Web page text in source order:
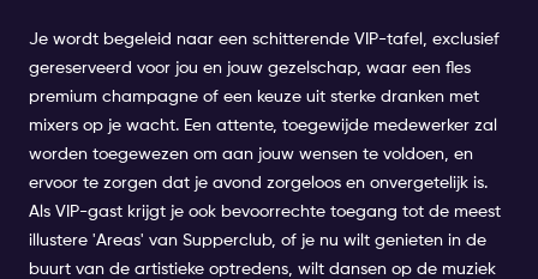
Je wordt begeleid naar een schitterende VIP-tafel, exclusief
gereserveerd voor jou en jouw gezelschap, waar een fles
premium champagne of een keuze uit sterke dranken met
mixers op je wacht. Een attente, toegewijde medewerker zal
worden toegewezen om aan jouw wensen te voldoen, en
ervoor te zorgen dat je avond zorgeloos en onvergetelijk is.
Als VIP-gast krijgt je ook bevoorrechte toegang tot de meest
illustere 'Areas' van Supperclub, of je nu wilt genieten in de
buurt van de artistieke optredens, wilt dansen op de muziek